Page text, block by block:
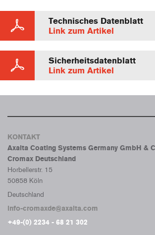
Technisches Datenblatt
Link zum Artikel
Sicherheitsdatenblatt
Link zum Artikel
KONTAKT
Axalta Coating Systems Germany GmbH &
Cromax Deutschland
Horbellerstr. 15
50858 Köln
Deutschland
info-cromaxde@axalta.com
+49-(0) 2234 - 68 21 302